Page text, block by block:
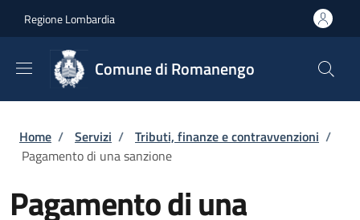
Regione Lombardia
Comune di Romanengo
Briciole di pane
Home / Servizi / Tributi, finanze e contravvenzioni /
Pagamento di una sanzione
Pagamento di una